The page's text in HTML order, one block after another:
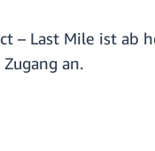
– Last Mile ist ab
Zugang an.